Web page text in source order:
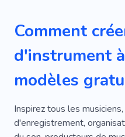
Audio
Galerie
Célibataire
Artiste
Vidéo
Groupe
Instruments De Musique
Télécharger De La
Comment
d'instrument
modèles
Inspirez tous les
d'enregistrement,